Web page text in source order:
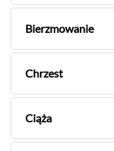
Bierzmowanie
Chrzest
Ciąża